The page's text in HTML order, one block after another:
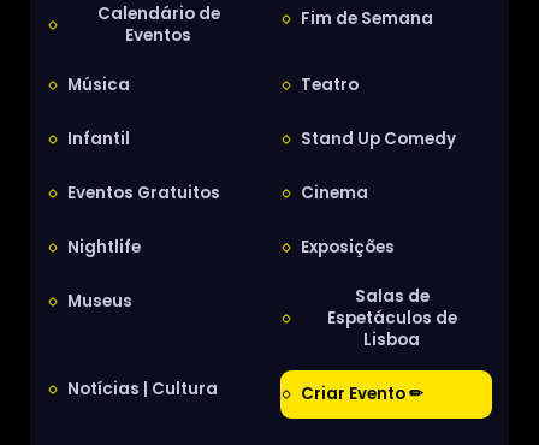
Calendário de
Eventos
Fim de Semana
Música Teatro
Infantil Stand Up Comedy
Eventos Gratuitos Cinema
Nightlife Exposições
Museus
Salas de
Espetáculos de
Lisboa
Notícias | Cultura Criar Evento ✏